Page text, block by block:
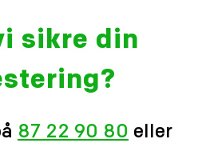
sikre din
87 22 90 80 eller